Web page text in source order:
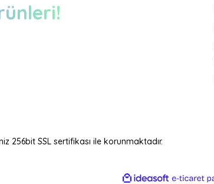
256bit SSL sertifikası ile korunmaktadır.
ideasoft